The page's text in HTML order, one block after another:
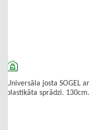
Universāla josta SOGEL ar
plastikāta sprādzi. 130cm.